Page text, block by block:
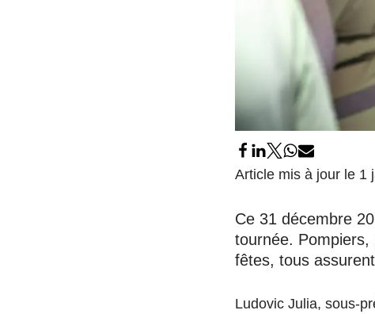
Article mis à jour le 1
Ce 31 décembre
tournée.
fêtes, tous
Ludovic Julia, sous-